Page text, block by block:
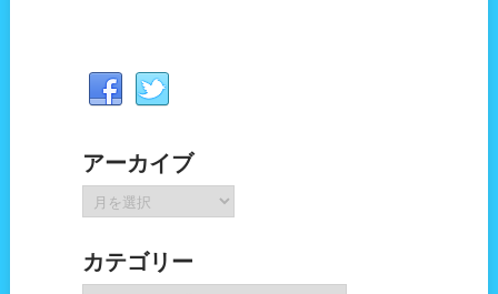
アーカイブ
ー
イ
ブ
カテゴリー